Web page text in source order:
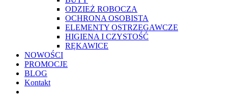
ODZIEŻ ROBOCZA
OCHRONA OSOBISTA
ELEMENTY OSTRZEGAWCZE
HIGIENA I CZYSTOŚĆ
RĘKAWICE
NOWOŚCI
PROMOCJE
BLOG
Kontakt